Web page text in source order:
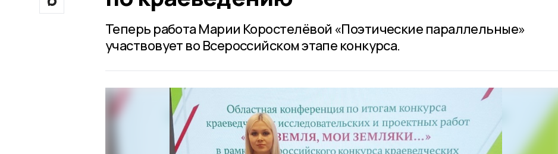
Теперь работа Марии Коростелёвой «Поэтические параллельные»
участвовует во Всероссийском этапе конкурса.